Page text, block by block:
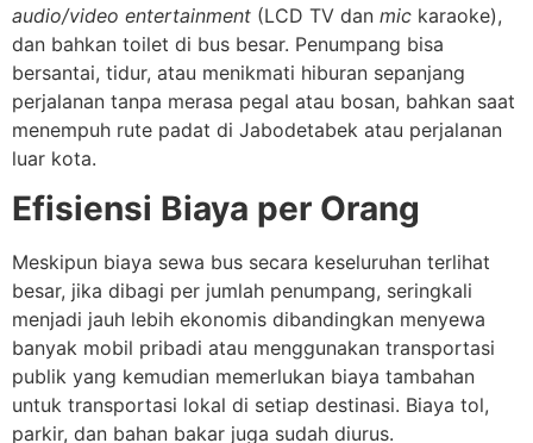
audio/video entertainment (LCD TV dan mic karaoke),
dan bahkan toilet di bus besar. Penumpang bisa
bersantai, tidur, atau menikmati hiburan sepanjang
perjalanan tanpa merasa pegal atau bosan, bahkan saat
menempuh rute padat di Jabodetabek atau perjalanan
luar kota.
Efisiensi Biaya per Orang
Meskipun biaya sewa bus secara keseluruhan terlihat
besar, jika dibagi per jumlah penumpang, seringkali
menjadi jauh lebih ekonomis dibandingkan menyewa
banyak mobil pribadi atau menggunakan transportasi
publik yang kemudian memerlukan biaya tambahan
untuk transportasi lokal di setiap destinasi. Biaya tol,
parkir, dan bahan bakar juga sudah diurus.